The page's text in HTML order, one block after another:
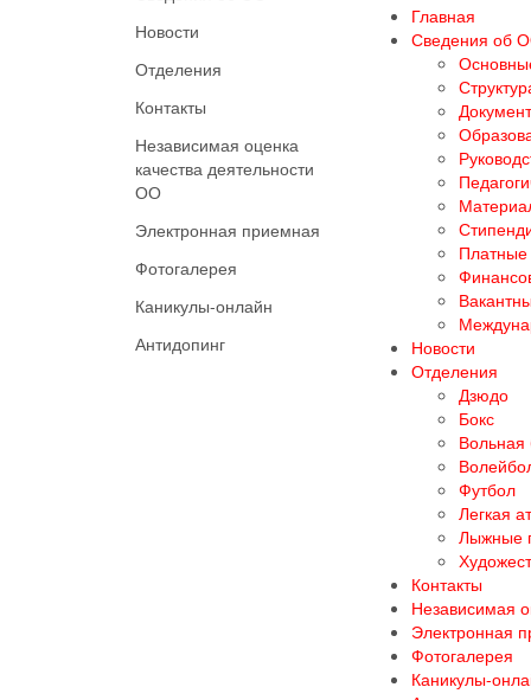
Новости
Отделения
Контакты
Независимая оценка
качества деятельности
ОО
Электронная приемная
Фотогалерея
Каникулы-онлайн
Антидопинг
Главная
Сведения об
Платные
Новости
Отделения
Дзюдо
Бокс
Вольная
Футбол
Легкая
Лыжные
Контакты
Независимая
Электронная
Фотогалерея
Каникулы-